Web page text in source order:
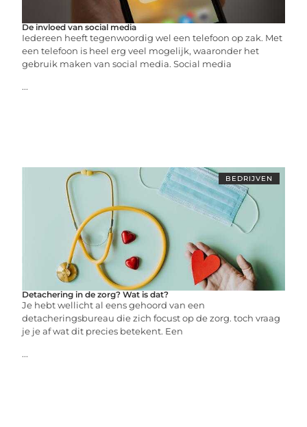
De invloed van social media
Iedereen heeft tegenwoordig wel een telefoon op zak. Met
een telefoon is heel erg veel mogelijk, waaronder het
gebruik maken van social media. Social media
...
BEDRIJVEN
Detachering in de zorg? Wat is dat?
Je hebt wellicht al eens gehoord van een
detacheringsbureau die zich focust op de zorg. toch vraag
je je af wat dit precies betekent. Een
...